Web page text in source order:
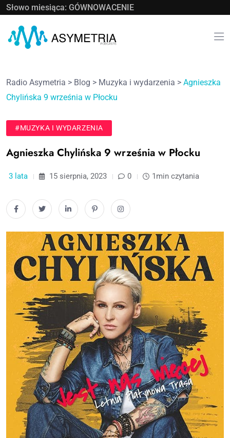
Słowo miesiąca: GÓWNOWACENIE
Radio Asymetria > Blog > Muzyka i wydarzenia > Agnieszka
Chylińska 9 września w Płocku
#MUZYKA I WYDARZENIA
Agnieszka Chylińska 9 września w Płocku
3 lata 15 sierpnia, 2023 0 1min czytania